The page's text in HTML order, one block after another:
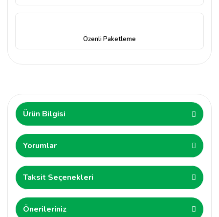
Özenli Paketleme
Ürün Bilgisi
Yorumlar
Taksit Seçenekleri
Önerileriniz